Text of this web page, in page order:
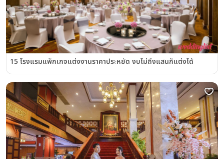
15 โรงแรมแพ็กเกจแต่งงานราคาประหยัด งบไม่ถึงแสนก็แต่งได้